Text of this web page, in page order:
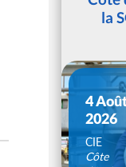
la
4
2026
CIE
Côte